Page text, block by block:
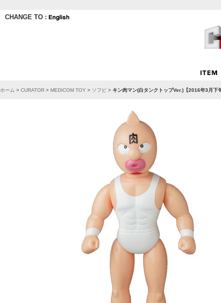
CHANGE TO :
ホーム > CURATOR > MEDICOM TOY > ソフビ > キン肉マン(白タンクトップVer.)【2016年3月下